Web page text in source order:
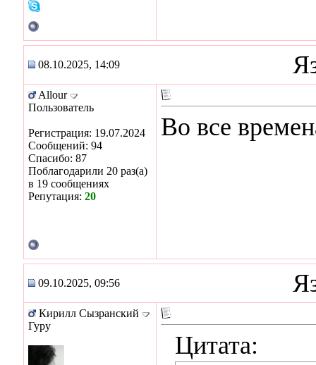
08.10.2025, 14:09
Allour
Пользователь
Регистрация: 19.07.2024
Сообщений: 94
Спасибо: 87
Поблагодарили 20 раз(а)
в 19 сообщениях
Репутация: 20
Во все
09.10.2025, 09:56
Кирилл Сызранский
Гуру
Цитата: